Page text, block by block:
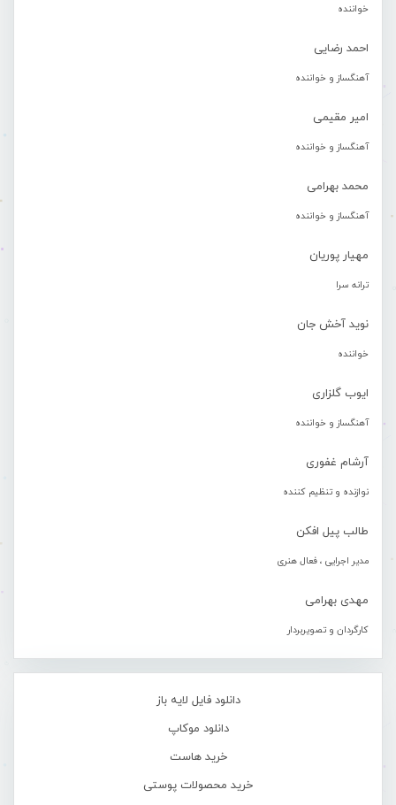
خواننده
احمد رضایی
آهنگساز و خواننده
امیر مقیمی
آهنگساز و خواننده
محمد بهرامی
آهنگساز و خواننده
مهیار پوریان
ترانه سرا
نوید آخش جان
خواننده
ایوب گلزاری
آهنگساز و خواننده
آرشام غفوری
نوازنده و تنظیم کننده
طالب پیل افکن
مدیر اجرایی ، فعال هنری
مهدی بهرامی
کارگردان و تصویربردار
دانلود فایل لایه باز
دانلود موکاپ
خرید هاست
خرید محصولات پوستی